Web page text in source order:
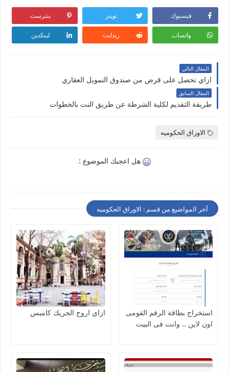
فيسبوك تويتر بنترست
واتساب ريدايت لينكدين
المقال التالي
ازاي تحصل على قرض من صندوق التمويل العقاري
المقال السابق
طريقة التقديم لكلية الشرطة عن طريق النت بالخطوات
الاوراق الحكوميه
هل اعجبك الموضوع :
أخر المواضيع من قسم : الاوراق الحكوميه
استخراج بطاقة الرقم القومى
اون لاين .. وانت فى البيت
ازاي اروح الجريك كامبس